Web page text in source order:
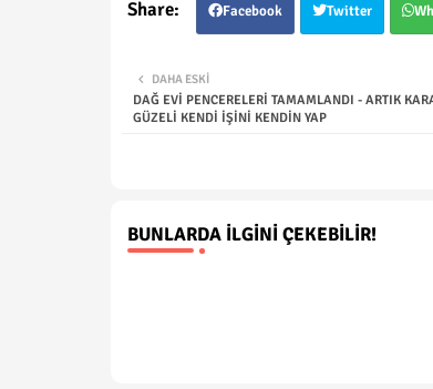
Facebook Twitter
DAHA ESKI
DAĞ EVİ PENCERELERİ TAMAMLANDI - ARTIK
GÜZELİ KENDİ İŞİNİ KENDİN YAP
BUNLARDA İLGINI ÇEKEBILIR!